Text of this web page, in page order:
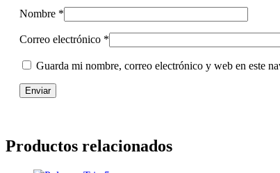
Nombre *
Correo electrónico *
Guarda mi nombre, correo electrónico y web en este
Productos relacionados